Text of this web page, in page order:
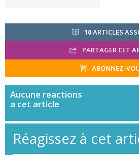
10ARTICLES
PARTAGER CET
ABONNEZ-
Aucune reactions
a cet article
Réagissez à cet